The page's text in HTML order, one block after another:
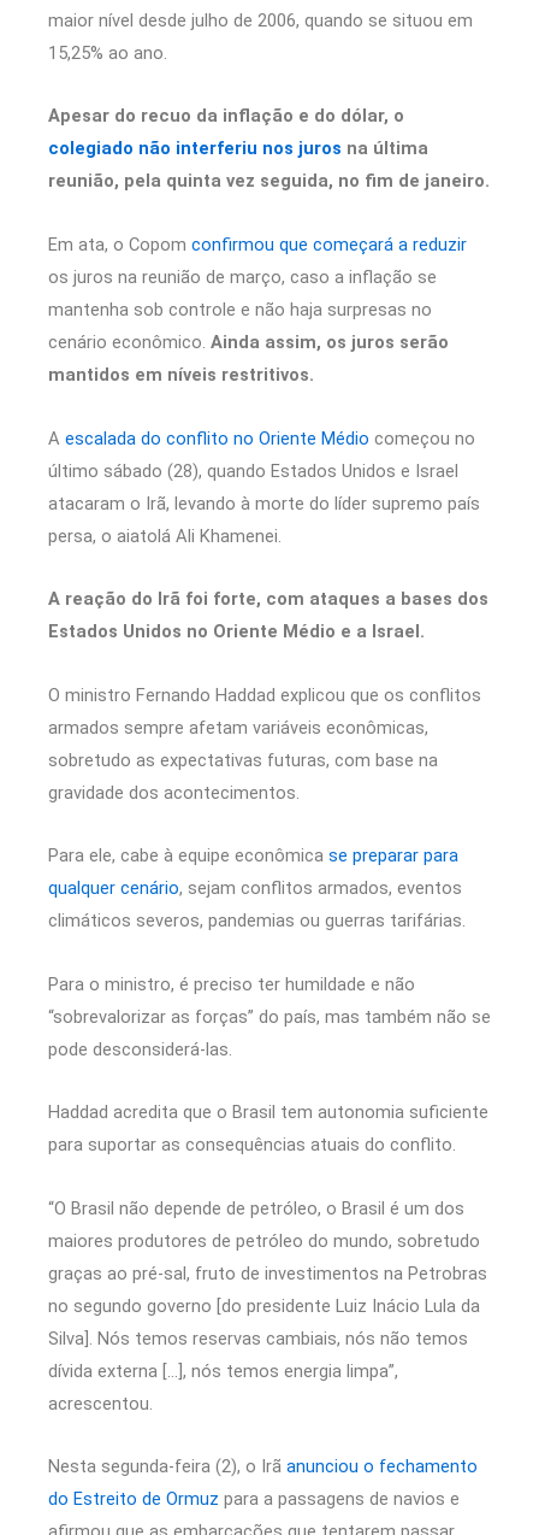
maior nível desde julho de 2006, quando se situou em
15,25% ao ano.
Apesar do recuo da inflação e do dólar, o
colegiado não interferiu nos juros na última
reunião, pela quinta vez seguida, no fim de janeiro.
Em ata, o Copom confirmou que começará a reduzir
os juros na reunião de março, caso a inflação se
mantenha sob controle e não haja surpresas no
cenário econômico. Ainda assim, os juros serão
mantidos em níveis restritivos.
A escalada do conflito no Oriente Médio começou no
último sábado (28), quando Estados Unidos e Israel
atacaram o Irã, levando à morte do líder supremo país
persa, o aiatolá Ali Khamenei.
A reação do Irã foi forte, com ataques a bases dos
Estados Unidos no Oriente Médio e a Israel.
O ministro Fernando Haddad explicou que os conflitos
armados sempre afetam variáveis econômicas,
sobretudo as expectativas futuras, com base na
gravidade dos acontecimentos.
Para ele, cabe à equipe econômica se preparar para
qualquer cenário, sejam conflitos armados, eventos
climáticos severos, pandemias ou guerras tarifárias.
Para o ministro, é preciso ter humildade e não
“sobrevalorizar as forças” do país, mas também não se
pode desconsiderá-las.
Haddad acredita que o Brasil tem autonomia suficiente
para suportar as consequências atuais do conflito.
“O Brasil não depende de petróleo, o Brasil é um dos
maiores produtores de petróleo do mundo, sobretudo
graças ao pré-sal, fruto de investimentos na Petrobras
no segundo governo [do presidente Luiz Inácio Lula da
Silva]. Nós temos reservas cambiais, nós não temos
dívida externa […], nós temos energia limpa”,
acrescentou.
Nesta segunda-feira (2), o Irã anunciou o fechamento
do Estreito de Ormuz para a passagens de navios e